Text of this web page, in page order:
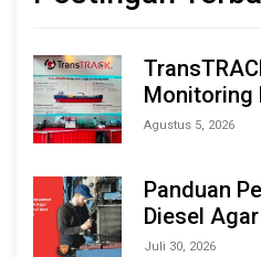
Monitoring
Berbasis
Agustus 5, 2026
Panduan
Diesel
Tahan Lama
Juli 30, 2026